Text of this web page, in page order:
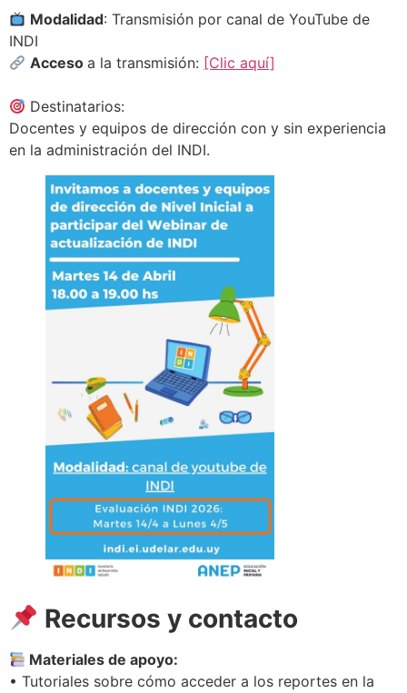
Modalidad: Transmisión por canal de YouTube de
INDI
Accesoa la transmisión: [Clic aquí]
Destinatarios:
Docentes y equipos de dirección con y sin experiencia
en la administración del INDI.
Recursos y contacto
Materiales de apoyo:
• Tutoriales sobre cómo acceder a los reportes en la